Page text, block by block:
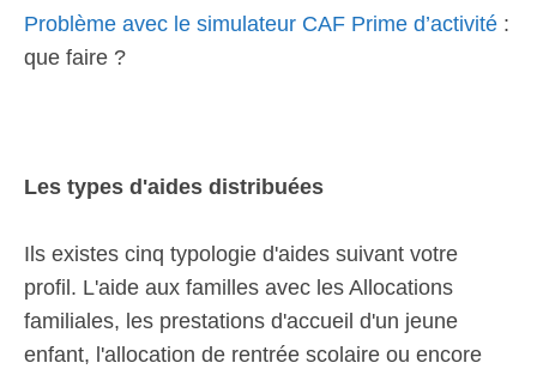
Problème avec le simulateur CAF Prime d’activité :
que faire ?
Les types d'aides distribuées
Ils existes cinq typologie d'aides suivant votre
profil. L'aide aux familles avec les Allocations
familiales, les prestations d'accueil d'un jeune
enfant, l'allocation de rentrée scolaire ou encore